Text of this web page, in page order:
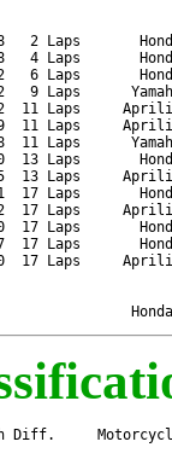
2 Laps       Honda
4 Laps
6 Laps
9 Laps      Yamaha
11 Laps
11 Laps
Laps
13 Laps
13 Laps
17 Laps
17 Laps
17 Laps
17 Laps       Honda
17 Laps
Motorcycle